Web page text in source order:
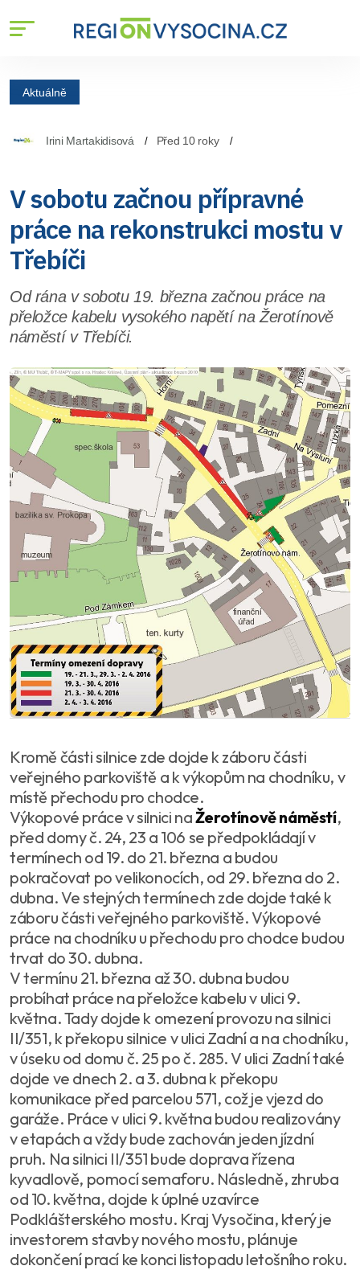
Aktuálně
Irini Martakidisová Před 10 roky
V sobotu začnou přípravné
práce na rekonstrukci mostu v
Třebíči
Od rána v sobotu 19. března začnou práce na
přeložce kabelu vysokého napětí na Žerotínově
náměstí v Třebíči.
Kromě části silnice zde dojde k záboru části
veřejného parkoviště a k výkopům na chodníku, v
místě přechodu pro chodce.
Výkopové práce v silnici naŽerotínově náměstí,
před domy č. 24, 23 a 106 se předpokládají v
termínech od 19. do 21. března a budou
pokračovat po velikonocích, od 29. března do 2.
dubna. Ve stejných termínech zde dojde také k
záboru části veřejného parkoviště. Výkopové
práce na chodníku u přechodu pro chodce budou
trvat do 30. dubna.
V termínu 21. března až 30. dubna budou
probíhat práce na přeložce kabelu v ulici 9.
května. Tady dojde k omezení provozu na silnici
II/351, k překopu silnice v ulici Zadní a na chodníku,
v úseku od domu č. 25 po č. 285. V ulici Zadní také
dojde ve dnech 2. a 3. dubna k překopu
komunikace před parcelou 571, což je vjezd do
garáže. Práce v ulici 9. května budou realizovány
v etapách a vždy bude zachován jeden jízdní
pruh. Na silnici II/351 bude doprava řízena
kyvadlově, pomocí semaforu. Následně, zhruba
od 10. května, dojde k úplné uzavírce
Podklášterského mostu. Kraj Vysočina, který je
investorem stavby nového mostu, plánuje
dokončení prací ke konci listopadu letošního roku.